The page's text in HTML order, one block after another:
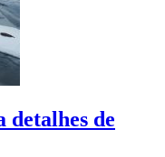
detalhes de